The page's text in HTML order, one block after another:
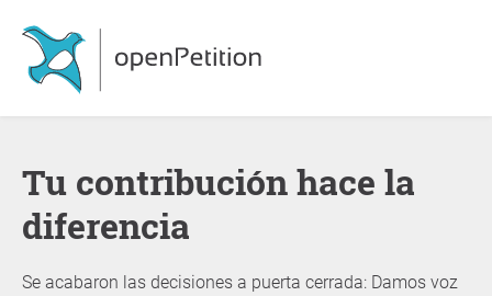
Tu contribución hace la
diferencia
Se acabaron las decisiones a puerta cerrada: Damos voz